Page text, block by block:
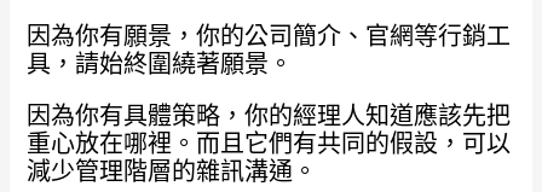
因為你有願景，你的公司簡介、官網等行銷工
具，請始終圍繞著願景。
因為你有具體策略，你的經理人知道應該先把
重心放在哪裡。而且它們有共同的假設，可以
減少管理階層的雜訊溝通。